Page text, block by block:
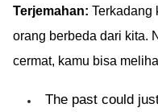
Terjemahan: Terkadang
orang berbeda dari kita.
cermat, kamu bisa
The past could